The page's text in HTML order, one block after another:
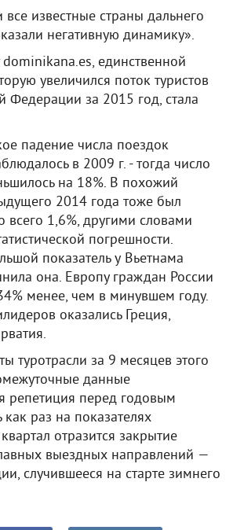
все известные страны дальнего
негативную динамику».
единственной
увеличился поток туристов
Федерации за 2015 год, стала
падение числа поездок
в 2009 г. - тогда число
на 18%. В похожий
2014 года тоже был
всего 1,6%, другими словами
погрешности.
показатель у Вьетнама
она. Европу граждан России
менее, чем в минувшем году.
оказались Греция,
туротрасли за 9 месяцев этого
данные
репетиция перед годовым
как раз на показателях
отразится закрытие
выездных направлений —
случившееся на старте зимнего